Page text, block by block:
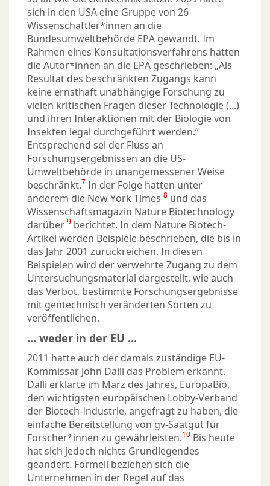
sich in den USA eine Gruppe von 26
Wissenschaftler*innen an die
Bundesumweltbehörde EPA gewandt. Im
Rahmen eines Konsultationsverfahrens hatten
die Autor*innen an die EPA geschrieben: „Als
Resultat des beschränkten Zugangs kann
keine ernsthaft unabhängige Forschung zu
vielen kritischen Fragen dieser Technologie (...)
und ihren Interaktionen mit der Biologie von
Insekten legal durchgeführt werden.“
Entsprechend sei der Fluss an
Forschungsergebnissen an die US-
Umweltbehörde in unangemessener Weise
beschränkt.7 In der Folge hatten unter
anderem die New York Times 8 und das
Wissenschaftsmagazin Nature Biotechnology
darüber 9 berichtet. In dem Nature Biotech-
Artikel werden Beispiele beschrieben, die bis in
das Jahr 2001 zurückreichen. In diesen
Beispielen wird der verwehrte Zugang zu dem
Untersuchungsmaterial dargestellt, wie auch
das Verbot, bestimmte Forschungsergebnisse
mit gentechnisch veränderten Sorten zu
veröffentlichen.
... weder in der EU ...
2011 hatte auch der damals zuständige EU-
Kommissar John Dalli das Problem erkannt.
Dalli erklärte im März des Jahres, EuropaBio,
den wichtigsten europäischen Lobby-Verband
der Biotech-Industrie, angefragt zu haben, die
einfache Bereitstellung von gv-Saatgut für
Forscher*innen zu gewährleisten.10 Bis heute
hat sich jedoch nichts Grundlegendes
geändert. Formell beziehen sich die
Unternehmen in der Regel auf das